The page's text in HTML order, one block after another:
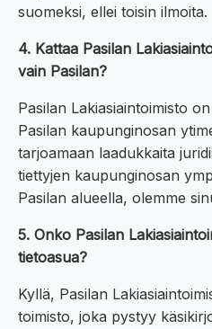
suomeksi, ellei toisin ilmoita.
4. Kattaa Pasilan
vain Pasilan?
Pasilan Lakiasiaintoimisto
Pasilan kaupunginosan
tarjoamaan laadukkaita
tiettyjen kaupunginosan
Pasilan alueella, olemme
5. Onko Pasilan
tietoasua?
Kyllä, Pasilan
toimisto, joka pystyy